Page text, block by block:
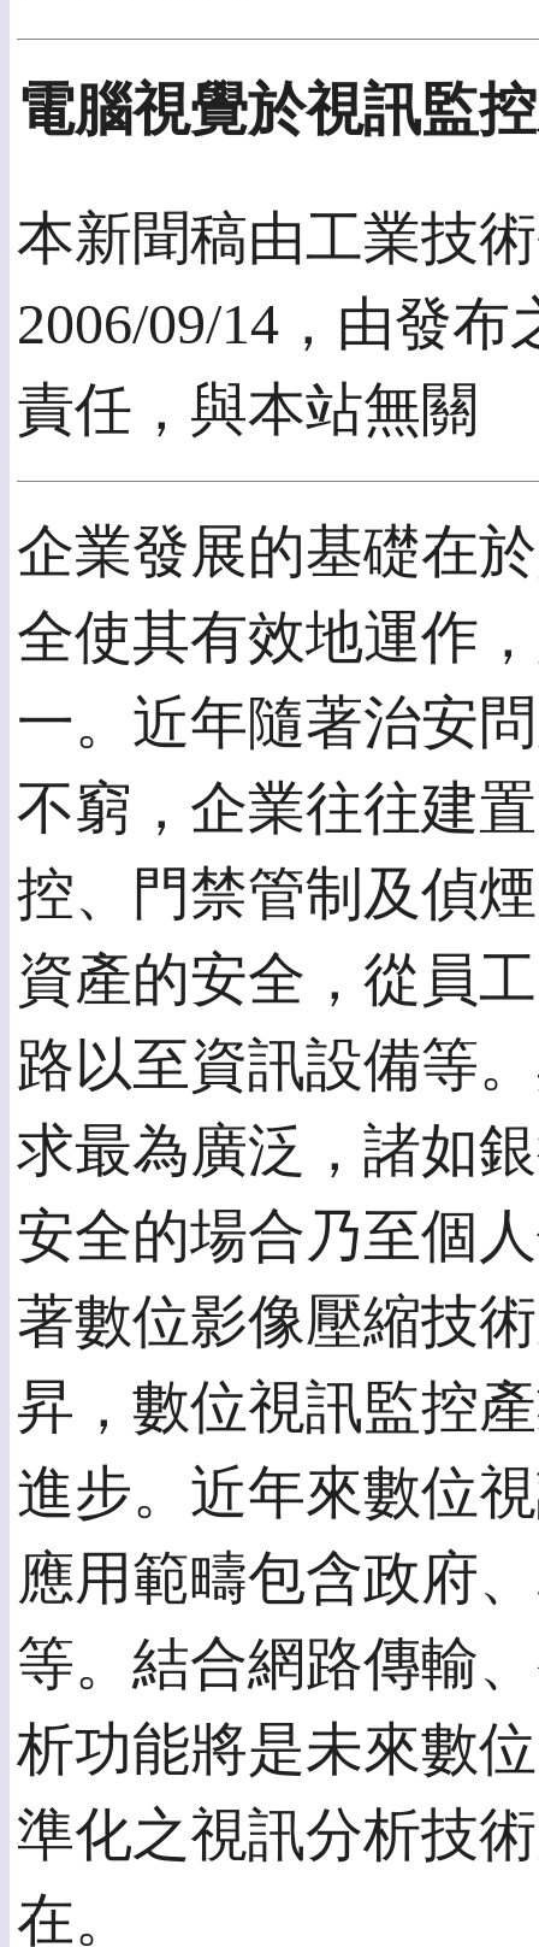
電腦視覺於視訊監
本新聞稿由工業技
2006/09/14，由發
責任，與本站無關
企業發展的基礎在
全使其有效地運作
一。近年隨著治安
不窮，企業往往建
控、門禁管制及偵
資產的安全，從員
路以至資訊設備等
求最為廣泛，諸如
安全的場合乃至個
著數位影像壓縮技
昇，數位視訊監控
進步。近年來數位
應用範疇包含政府
等。結合網路傳輸
析功能將是未來數
準化之視訊分析技
在。